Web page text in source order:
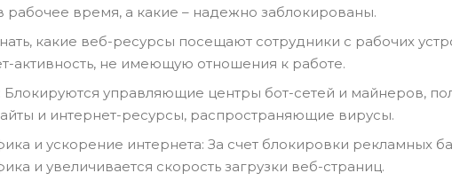
рабочее время, а какие – надежно заблокированы.
какие веб-ресурсы посещают сотрудники с рабочих
активность, не имеющую отношения к работе.
Блокируются управляющие центры бот-сетей и майнеров,
и интернет-ресурсы, распространяющие вирусы.
и ускорение интернета: За счет блокировки рекламных
и увеличивается скорость загрузки веб-страниц.